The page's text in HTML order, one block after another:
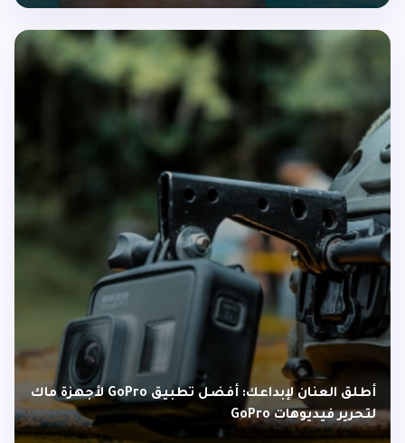
أطلق العنان لإبداعك: أفضل تطبيق GoPro لأجهزة ماك
لتحرير فيديوهات GoPro